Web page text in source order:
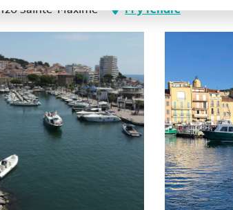
Sainte-Maxime M'y rendre